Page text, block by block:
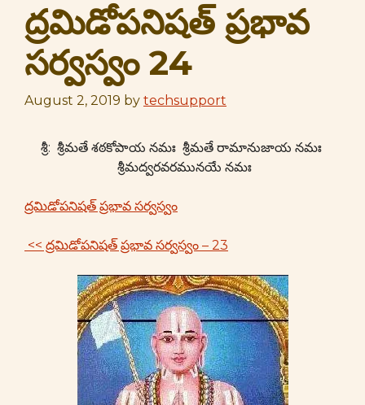
ద్రమిడోపనిషత్ ప్రభావ
సర్వస్వం 24
August 2, 2019 by techsupport
శ్రీ: శ్రీమతే శఠకోపాయ నమః శ్రీమతే రామానుజాయ నమః
శ్రీమద్వరవరమునయే నమః
ద్రమిడోపనిషత్ ప్రభావ సర్వస్వం
<< ద్రమిడోపనిషత్ ప్రభావ సర్వస్వం – 23